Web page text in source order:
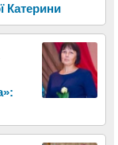
Катерини